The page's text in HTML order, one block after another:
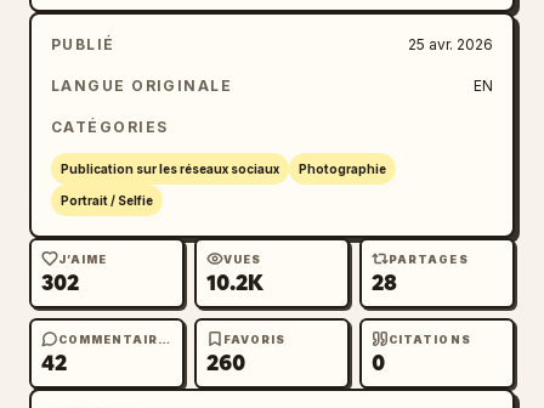
PUBLIÉ 25 avr. 2026
LANGUE ORIGINALE EN
CATÉGORIES
Publication sur les réseaux sociaux Photographie
Portrait / Selfie
J’AIME
302
VUES
10.2K
PARTAGES
28
COMMENTAIRES
42
FAVORIS
260
CITATIONS
0